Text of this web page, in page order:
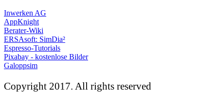
Inwerken AG
AppKnight
Berater-Wiki
ERSAsoft: SimDia²
Espresso-Tutorials
Pixabay - kostenlose Bilder
Galoppsim
Copyright 2017. All rights reserved